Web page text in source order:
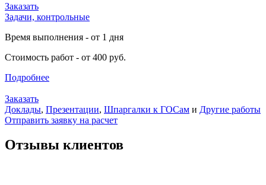
Заказать
Задачи, контрольные
Время выполнения - от 1 дня
Стоимость работ - от 400 руб.
Подробнее
Заказать
Доклады, Презентации, Шпаргалки к ГОСам и Другие работы
Отправить заявку на расчет
Отзывы клиентов